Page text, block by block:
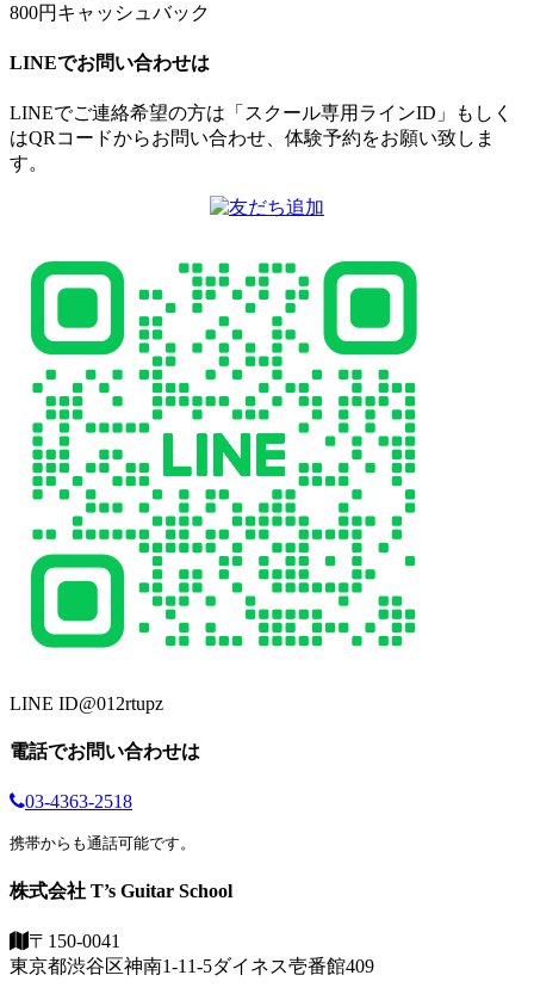
800円キャッシュバック
LINEでお問い合わせは
LINEでご連絡希望の方は「スクール専用ラインID」もしく
はQRコードからお問い合わせ、体験予約をお願い致しま
す。
LINE ID@012rtupz
電話でお問い合わせは
03-4363-2518
携帯からも通話可能です。
株式会社 T’s Guitar School
〒150-0041
東京都渋谷区神南1-11-5ダイネス壱番館409